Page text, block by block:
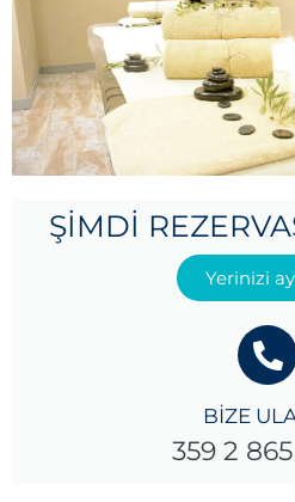
ŞIMDI
Yerinizi
BİZE
359 2